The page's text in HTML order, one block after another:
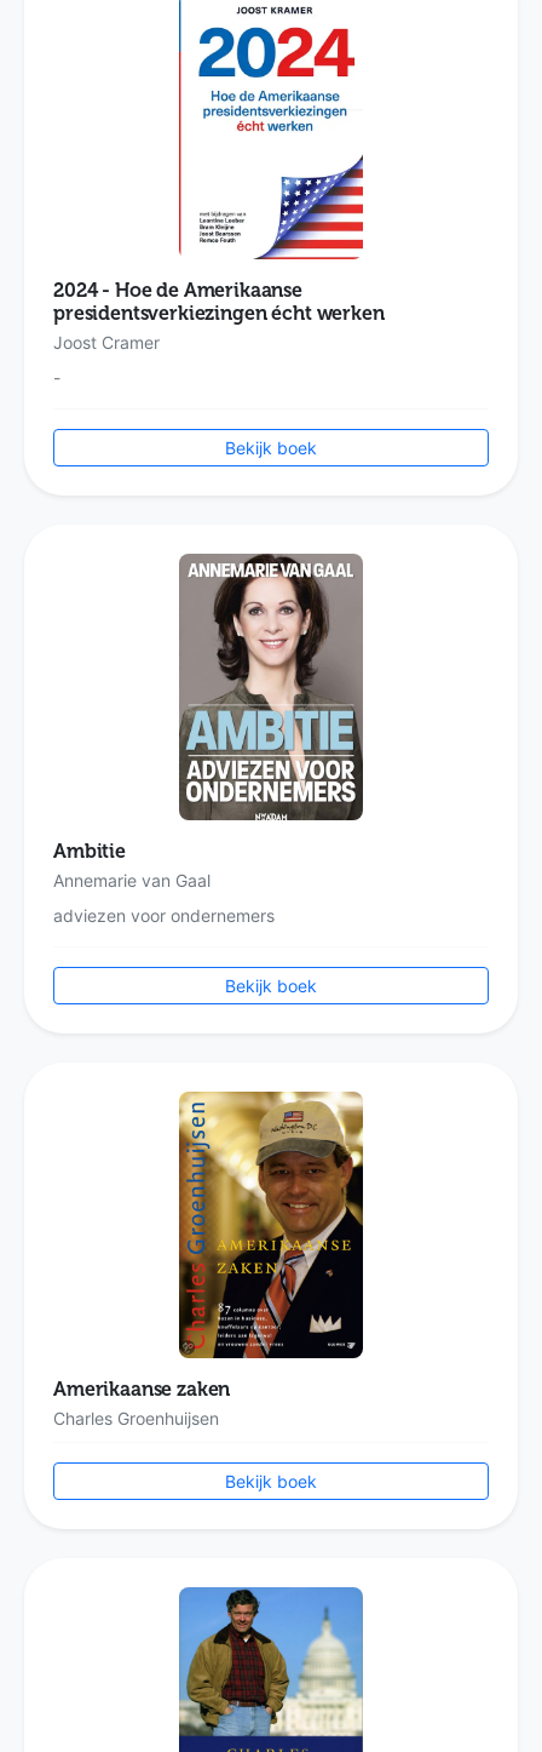
2024 - Hoe de Amerikaanse
presidentsverkiezingen écht werken
Joost Cramer
-
Bekijk boek
Ambitie
Annemarie van Gaal
adviezen voor ondernemers
Bekijk boek
Amerikaanse zaken
Charles Groenhuijsen
Bekijk boek